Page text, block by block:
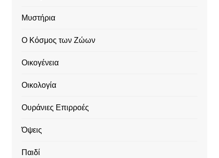
Μυστήρια
Ο Κόσμος των Ζώων
Οικογένεια
Οικολογία
Ουράνιες Επιρροές
Όψεις
Παιδί